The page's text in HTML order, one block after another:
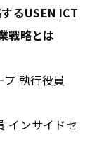
るUSEN ICT
戦略とは
プ 執行役員
ンサイドセ